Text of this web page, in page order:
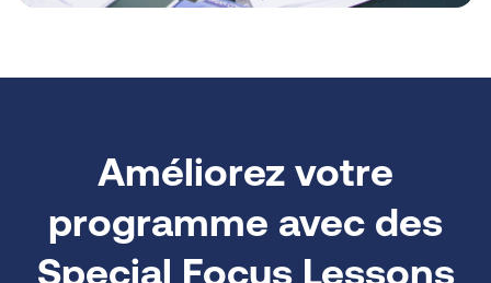
Améliorez votre
programme avec des
Special Focus Lessons